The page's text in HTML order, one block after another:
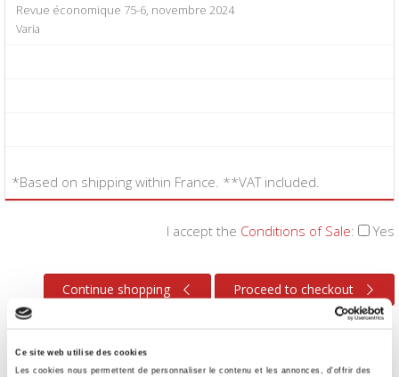
Ce site web utilise des cookies
Les cookies nous permettent de personnaliser le contenu et les annonces, d'offrir des
Revue économique 75-6, novembre 2024
Varia
*Based on shipping within France. **VAT included.
I accept the Conditions of Sale: Yes
Continue shopping Proceed to checkout